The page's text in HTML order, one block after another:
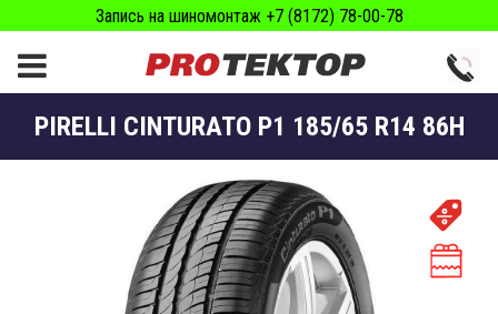
Запись на шиномонтаж +7 (8172) 78-00-78
PIRELLI CINTURATO P1 185/65 R14 86H